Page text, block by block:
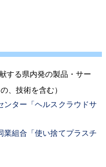
する県内発の製品・サー
、技術を含む）
ンター「ヘルスクラウドサ
業組合「使い捨てプラスチ